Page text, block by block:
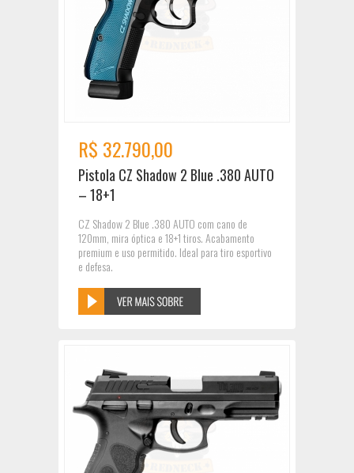
R$ 32.790,00
Pistola CZ Shadow 2 Blue .380 AUTO
– 18+1
CZ Shadow 2 Blue .380 AUTO com cano de
120mm, mira óptica e 18+1 tiros. Acabamento
premium e uso permitido. Ideal para tiro esportivo
e defesa.